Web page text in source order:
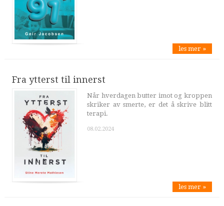
les mer »
Fra ytterst til innerst
Når hverdagen butter imot og kroppen
skriker av smerte, er det å skrive blitt
terapi.
08.02.2024
les mer »